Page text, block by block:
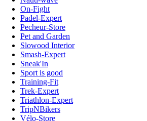
On-Fight
Padel-Expert
Pecheur-Store
Pet and Garden
Slowood Interior
Smash-Expert
Sneak'In
Sport is good
Training-Fit
Trek-Expert
Triathlon-Expert
TripNBikers
Vélo-Store